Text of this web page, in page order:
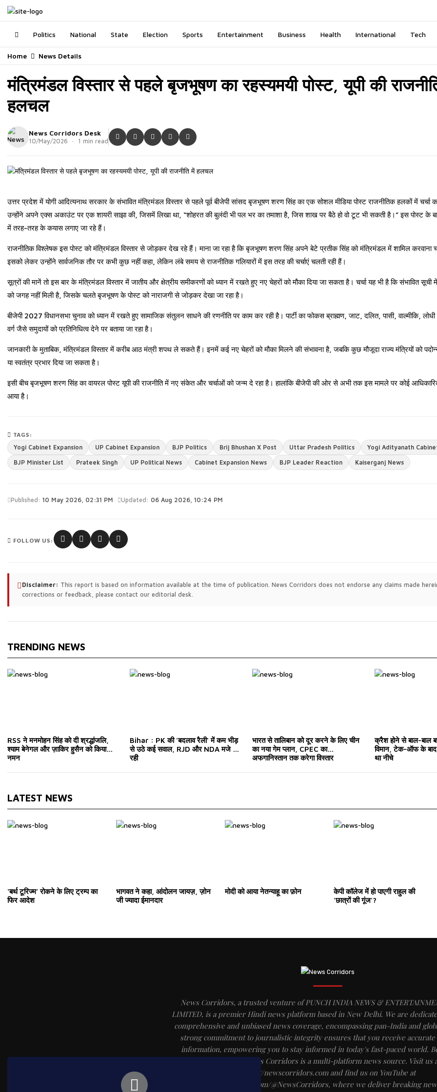
Politics National State Election Sports Entertainment Business Health International Tech
Home News Details
मंत्रिमंडल विस्तार से पहले बृजभूषण का रहस्यमयी पोस्ट, यूपी की
हलचल
News Corridors Desk
10/May/2026 · 1 min read
उत्तर प्रदेश में योगी आदित्यनाथ सरकार के संभावित मंत्रिमंडल विस्तार से पहले पूर्व बीजेपी सांसद बृजभूषण शरण सिंह का एक सोशल मीडिया पोस्ट राजनीतिक हलकों में चर्चा
उन्होंने अपने एक्स अकाउंट पर एक शायरी साझा की, जिसमें लिखा था, “शोहरत की बुलंदी भी पल भर का तमाशा है, जिस शाख पर बैठे हो वो टूट भी सकती है।” इस पोस्ट के
में तरह-तरह के कयास लगाए जा रहे हैं।
राजनीतिक विश्लेषक इस पोस्ट को मंत्रिमंडल विस्तार से जोड़कर देख रहे हैं। माना जा रहा है कि बृजभूषण शरण सिंह अपने बेटे प्रतीक सिंह को मंत्रिमंडल में शामिल करवाना
इसको लेकर उन्होंने सार्वजनिक तौर पर कभी कुछ नहीं कहा, लेकिन लंबे समय से राजनीतिक गलियारों में इस तरह की चर्चाएं चलती रही हैं।
सूत्रों की मानें तो इस बार के मंत्रिमंडल विस्तार में जातीय और क्षेत्रीय समीकरणों को ध्यान में रखते हुए नए चेहरों को मौका दिया जा सकता है। चर्चा यह भी है कि संभावित सूची
को जगह नहीं मिली है, जिसके चलते बृजभूषण के पोस्ट को नाराजगी से जोड़कर देखा जा रहा है।
बीजेपी 2027 विधानसभा चुनाव को ध्यान में रखते हुए सामाजिक संतुलन साधने की रणनीति पर काम कर रही है। पार्टी का फोकस ब्राह्मण, जाट, दलित, पासी, वाल्मीकि,
वर्ग जैसे समुदायों को प्रतिनिधित्व देने पर बताया जा रहा है।
जानकारी के मुताबिक, मंत्रिमंडल विस्तार में करीब आठ मंत्री शपथ ले सकते हैं। इनमें कई नए चेहरों को मौका मिलने की संभावना है, जबकि कुछ मौजूदा राज्य मंत्रियों को
या स्वतंत्र प्रभार दिया जा सकता है।
इसी बीच बृजभूषण शरण सिंह का वायरल पोस्ट यूपी की राजनीति में नए संकेत और चर्चाओं को जन्म दे रहा है। हालांकि बीजेपी की ओर से अभी तक इस मामले पर कोई
आया है।
TAGS:
Yogi Cabinet Expansion
UP Cabinet Expansion BJP Politics Brij Bhushan X Post Uttar Pradesh Politics Yogi Adityanath
BJP Minister List Prateek Singh UP Political News Cabinet Expansion News BJP Leader Reaction Kaiserganj News
Published: 10 May 2026, 02:31 PM · Updated: 06 Aug 2026, 10:24 PM
FOLLOW US:
Disclaimer: This report is based on information available at the time of publication. News Corridors does not endorse any claims made
corrections or feedback, please contact our editorial desk.
TRENDING NEWS
RSS ने मनमोहन सिंह को दी श्रद्धांजलि,
श्याम बेनेगल और ज़ाकिर हुसैन को किया
नमन
Bihar : PK की 'बदलाव रैली' में कम भीड़
से उठे कई सवाल, RJD और NDA मजे ले
रही
भारत से तालिबान को दूर करने के लिए चीन
का नया गेम प्लान, CPEC का
अफगानिस्तान तक करेगा विस्तार
क्रैश होने से बाल-बाल
विमान, टेक-ऑफ के
था नीचे
LATEST NEWS
‘बर्थ टूरिज्म’ रोकने के लिए ट्रम्प का
फिर आदेश
भागवत ने कहा, आंदोलन जायज़, ज़ोन
जी ज्यादा ईमानदार
मोदी को आया नेतन्याहू का फ़ोन
केपी कॉलेज में हो पाएगी राहुल की
'छात्रों की गूंज'?
News Corridors, a trusted venture of PUNCH INDIA NEWS &
LIMITED, is a premier Hindi news platform based in New Delhi. We are
comprehensive and unbiased news coverage, encompassing pan-India and
strong commitment to journalistic integrity ensures that you receive accurate
information, empowering you to stay informed in today's fast-paced world.
website, News Corridors is a multi-platform news source. Visit us
https://newscorridors.com and find us on YouTube at
https://www.youtube.com/@NewsCorridors, where we deliver breaking